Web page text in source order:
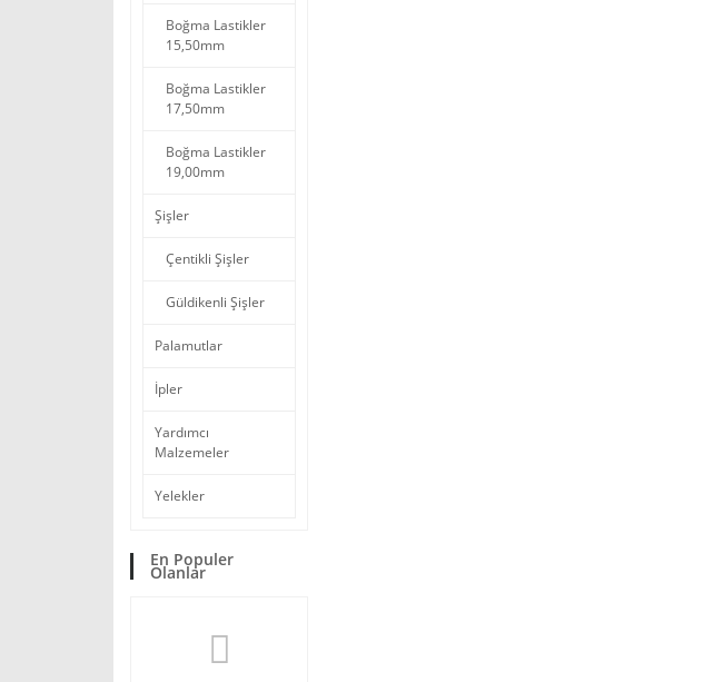
Boğma Lastikler
15,50mm
Boğma Lastikler
17,50mm
Boğma Lastikler
19,00mm
Şişler
Çentikli Şişler
Güldikenli Şişler
Palamutlar
İpler
Yardımcı
Malzemeler
Yelekler
En Populer
Olanlar